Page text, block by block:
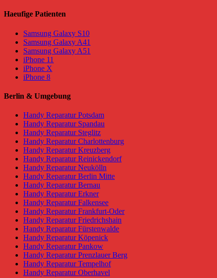
Haeufige Patienten
Samsung Galaxy S10
Samsung Galaxy A41
Samsung Galaxy A51
iPhone 11
iPhone X
iPhone 8
Berlin & Umgebung
Handy Reparatur Potsdam
Handy Reparatur Spandau
Handy Reparatur Steglitz
Handy Reparatur Charlottenburg
Handy Reparatur Kreuzberg
Handy Reparatur Reinickendorf
Handy Reparatur Neukölln
Handy Reparatur Berlin Mitte
Handy Reparatur Bernau
Handy Reparatur Erkner
Handy Reparatur Falkensee
Handy Reparatur Frankfurt-Oder
Handy Reparatur Friedrichshain
Handy Reparatur Fürstenwalde
Handy Reparatur Köpenick
Handy Reparatur Pankow
Handy Reparatur Prenzlauer Berg
Handy Reparatur Tempelhof
Handy Reparatur Oberhavel